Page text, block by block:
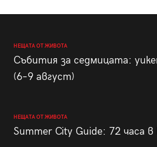
НЕЩАТА ОТ ЖИВОТА
Събития за седмицата:
(6–9 август)
НЕЩАТА ОТ ЖИВОТА
Summer City Guide: 72 часа в